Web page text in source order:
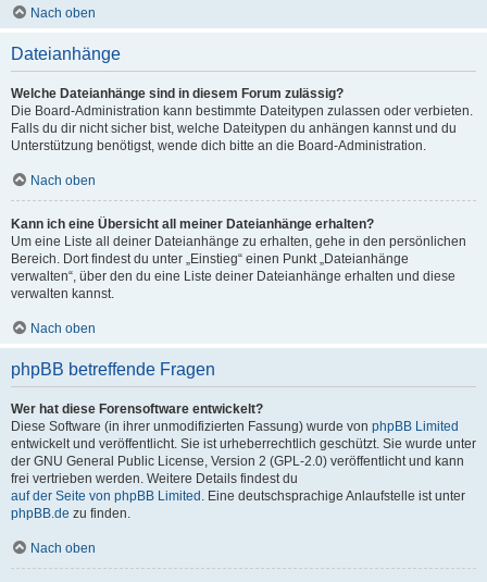
Nach oben
Dateianhänge
Welche Dateianhänge sind in diesem Forum zulässig?
Die Board-Administration kann bestimmte Dateitypen zulassen oder verbieten.
Falls du dir nicht sicher bist, welche Dateitypen du anhängen kannst und du
Unterstützung benötigst, wende dich bitte an die Board-Administration.
Nach oben
Kann ich eine Übersicht all meiner Dateianhänge erhalten?
Um eine Liste all deiner Dateianhänge zu erhalten, gehe in den persönlichen
Bereich. Dort findest du unter „Einstieg“ einen Punkt „Dateianhänge
verwalten“, über den du eine Liste deiner Dateianhänge erhalten und diese
verwalten kannst.
Nach oben
phpBB betreffende Fragen
Wer hat diese Forensoftware entwickelt?
Diese Software (in ihrer unmodifizierten Fassung) wurde von phpBB Limited
entwickelt und veröffentlicht. Sie ist urheberrechtlich geschützt. Sie wurde unter
der GNU General Public License, Version 2 (GPL-2.0) veröffentlicht und kann
frei vertrieben werden. Weitere Details findest du
auf der Seite von phpBB Limited . Eine deutschsprachige Anlaufstelle ist unter
phpBB.de zu finden.
Nach oben